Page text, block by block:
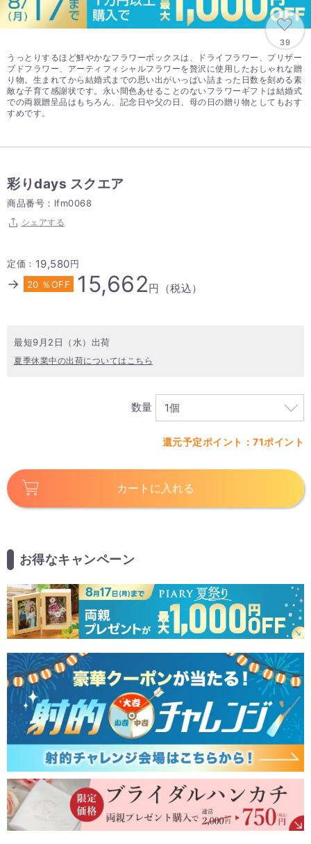
39
うっとりするほど鮮やかなフラワーボックスは、ドライフラワー、プリザー
ブドフラワー、アーティフィシャルフラワーを贅沢に使用したおしゃれな贈
り物。生まれてから結婚式までの思い出がいっぱい詰まった日数を刻める素
敵な子育て感謝状です。永い間色あせることのないフラワーギフトは結婚式
での両親贈呈品はもちろん、記念日や父の日、母の日の贈り物としてもおす
すめです。
彩りdays スクエア
商品番号：lfm0068
シェアする
定価： 19,580円
→ 20 ％OFF 15,662円（税込）
最短9月2日（水）出荷
夏季休業中の出荷についてはこちら
数量
還元予定ポイント：71ポイント
カートに入れる
お得なキャンペーン